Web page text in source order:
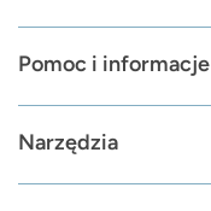
Pomoc i informacje
Narzędzia